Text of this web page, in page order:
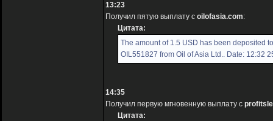
13:23
Получил пятую выплату с oilofasia.com:
Цитата:
The amount of 1.5 USD has been deposited
OIL551827 from Oil of Asia Ltd.. Date: 12:32
14:35
Получил первую мгновенную выплату с
Цитата: